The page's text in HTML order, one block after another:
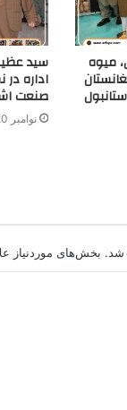
میوه سید
اداره
صنعت
نوامبر 20, 2023
شد. بخش‌های موردنیاز